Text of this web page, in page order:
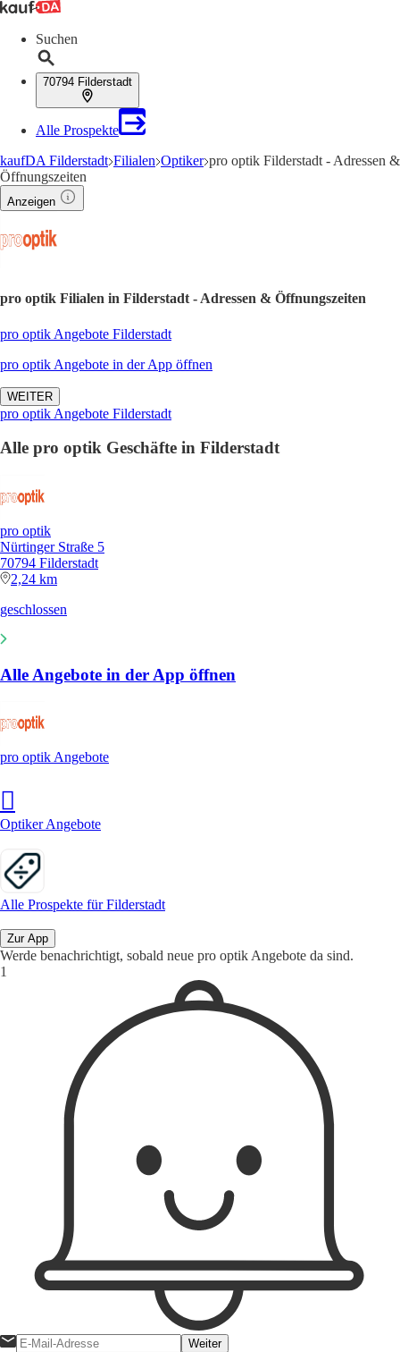
Suchen
70794 Filderstadt
Alle Prospekte
kaufDA Filderstadt Filialen Optiker pro optik Filderstadt - Adressen &
Öffnungszeiten
Anzeigen
pro optik Filialen in Filderstadt - Adressen & Öffnungszeiten
pro optik Angebote Filderstadt
pro optik Angebote in der App öffnen
WEITER
pro optik Angebote Filderstadt
Alle pro optik Geschäfte in Filderstadt
pro optik
Nürtinger Straße 5
70794 Filderstadt
2,24 km
geschlossen
Alle Angebote in der App öffnen
pro optik Angebote
Optiker Angebote
Alle Prospekte für Filderstadt
Zur App
Werde benachrichtigt, sobald neue pro optik Angebote da sind.
Weiter